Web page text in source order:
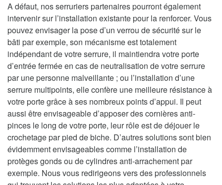
A défaut, nos serruriers partenaires pourront également
intervenir sur l’installation existante pour la renforcer. Vous
pouvez envisager la pose d’un verrou de sécurité sur le
bâti par exemple, son mécanisme est totalement
indépendant de votre serrure, il maintiendra votre porte
d’entrée fermée en cas de neutralisation de votre serrure
par une personne malveillante ; ou l’installation d’une
serrure multipoints, elle confère une meilleure résistance à
votre porte grâce à ses nombreux points d’appui. Il peut
aussi être envisageable d’apposer des cornières anti-
pinces le long de votre porte, leur rôle est de déjouer le
crochetage par pied de biche. D’autres solutions sont bien
évidemment envisageables comme l’installation de
protèges gonds ou de cylindres anti-arrachement par
exemple. Nous vous redirigeons vers des professionnels